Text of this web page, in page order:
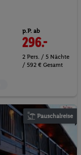
p.P. ab
296.-
2 Pers. / 5 Nächte
/ 592 € Gesamt
Pauschalreise